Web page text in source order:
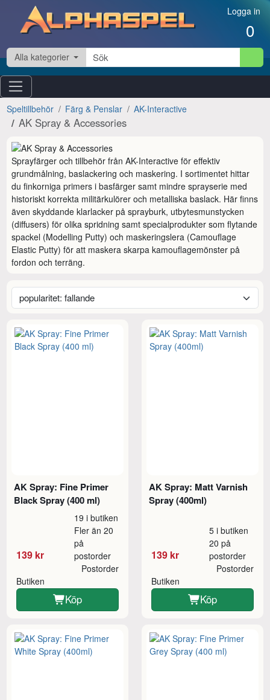
Hoppa till innehåll Logga in
0
Alla kategorier
Speltillbehör Färg & Penslar AK-Interactive
AK Spray & Accessories
Sprayfärger och tillbehör från AK-Interactive för effektiv
grundmålning, baslackering och maskering. I sortimentet hittar
du finkorniga primers i basfärger samt mindre sprayserie med
historiskt korrekta militärkulörer och metalliska baslack. Här finns
även skyddande klarlacker på sprayburk, utbytesmunstycken
(diffusers) för olika spridning samt specialprodukter som flytande
spackel (Modelling Putty) och maskeringslera (Camouflage
Elastic Putty) för att maskera skarpa kamouflagemönster på
fordon och terräng.
AK Spray: Fine Primer
Black Spray (400 ml)
139 kr
19 i butiken
Fler än 20
på
postorder
Butiken
Postorder
Köp
AK Spray: Matt Varnish
Spray (400ml)
139 kr
5 i butiken
20 på
postorder
Butiken
Postorder
Köp